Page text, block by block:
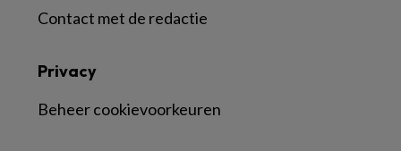
Contact met de redactie
Privacy
Beheer cookievoorkeuren